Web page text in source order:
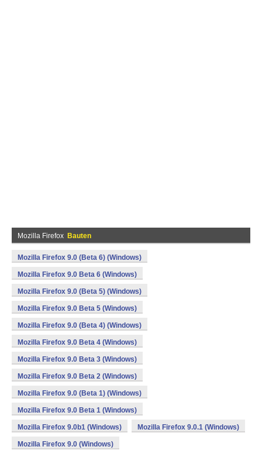
Mozilla Firefox Bauten
Mozilla Firefox 9.0 (Beta 6) (Windows)
Mozilla Firefox 9.0 Beta 6 (Windows)
Mozilla Firefox 9.0 (Beta 5) (Windows)
Mozilla Firefox 9.0 Beta 5 (Windows)
Mozilla Firefox 9.0 (Beta 4) (Windows)
Mozilla Firefox 9.0 Beta 4 (Windows)
Mozilla Firefox 9.0 Beta 3 (Windows)
Mozilla Firefox 9.0 Beta 2 (Windows)
Mozilla Firefox 9.0 (Beta 1) (Windows)
Mozilla Firefox 9.0 Beta 1 (Windows)
Mozilla Firefox 9.0b1 (Windows) Mozilla Firefox 9.0.1 (Windows)
Mozilla Firefox 9.0 (Windows)